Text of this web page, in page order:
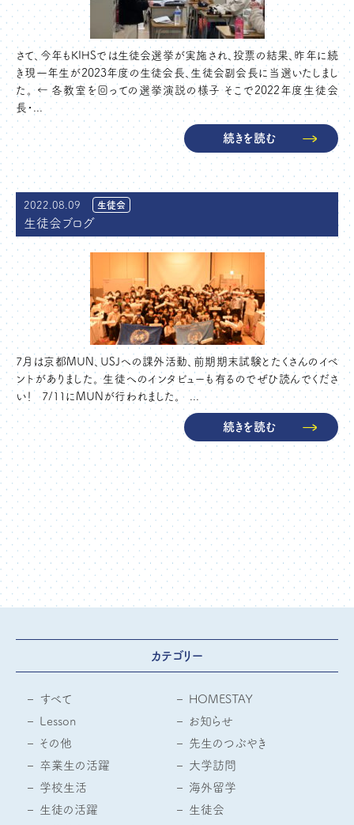
さて、今年もKIHSでは生徒会選挙が実施され、投票の結果、昨年に続
き現一年生が2023年度の生徒会長、生徒会副会長に当選いたしまし
た。 ← 各教室を回っての選挙演説の様子 そこで2022年度生徒会
長・...
続きを読む
2022.08.09 生徒会
生徒会ブログ
7月は京都MUN、USJへの課外活動、前期期末試験とたくさんのイベ
ントがありました。 生徒へのインタビューも有るのでぜひ読んでくださ
い！ 7/11にMUNが行われました。 ...
続きを読む
カテゴリー
すべて
HOMESTAY
Lesson
お知らせ
その他
先生のつぶやき
卒業生の活躍
大学訪問
学校生活
海外留学
生徒の活躍
生徒会